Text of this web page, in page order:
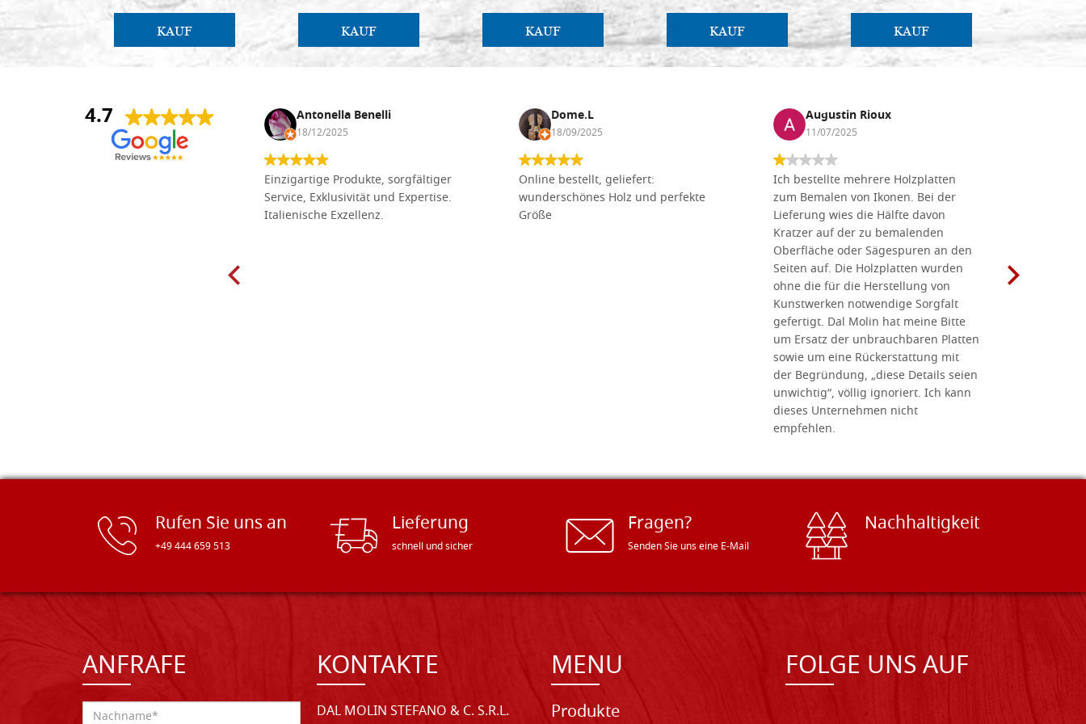
KAUF KAUF KAUF KAUF KAUF
4.7
Anna Maria Negri Antonella Benelli
18/12/2025
Einzigartige Produkte, sorgfältiger
Service, Exklusivität und Expertise.
Italienische Exzellenz.
Dome.L
18/09/2025
Online bestellt, geliefert:
wunderschönes Holz und perfekte
Größe
Augustin Rioux
11/07/2025
Ich bestellte mehrere Holzplatten
zum Bemalen von Ikonen. Bei der
Lieferung wies die Hälfte davon
Kratzer auf der zu bemalenden
Oberfläche oder Sägespuren an den
Seiten auf. Die Holzplatten wurden
ohne die für die Herstellung von
Kunstwerken notwendige Sorgfalt
gefertigt. Dal Molin hat meine Bitte
um Ersatz der unbrauchbaren Platten
sowie um eine Rückerstattung mit
der Begründung, „diese Details seien
unwichtig“, völlig ignoriert. Ich kann
dieses Unternehmen nicht
empfehlen.
Rufen Sie uns an
+49 444 659 513
Lieferung
schnell und sicher
Fragen?
Senden Sie uns eine E-Mail
Nachhaltigkeit
ANFRAFE KONTAKTE
DAL MOLIN STEFANO & C. S.R.L.
MENU
Produkte
FOLGE UNS AUF